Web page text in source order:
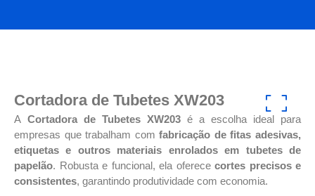
Cortadora de Tubetes XW203
A Cortadora de Tubetes XW203 é a escolha ideal para
empresas que trabalham comfabricação de fitas adesivas,
etiquetas e outros materiais enrolados em tubetes de
papelão. Robusta e funcional, ela oferece cortes precisos e
consistentes, garantindo produtividade com economia.